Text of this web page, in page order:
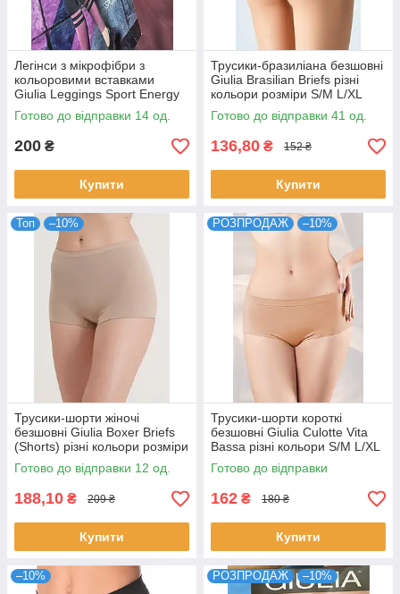
Легінси з мікрофібри з
кольоровими вставками
Giulia Leggings Sport Energy
чорного кольору розміри M L
Готово до відправки 14 од.
200 ₴
Купити
Трусики-бразиліана безшовні
Giulia Brasilian Briefs різні
кольори розміри S/M L/XL
Готово до відправки 41 од.
136,80 ₴ 152 ₴
Купити
Топ –10%
Трусики-шорти жіночі
безшовні Giulia Boxer Briefs
(Shorts) різні кольори розміри
S/M L/XL
Готово до відправки 12 од.
188,10 ₴ 209 ₴
Купити
РОЗПРОДАЖ –10%
Трусики-шорти короткі
безшовні Giulia Culotte Vita
Bassa різні кольори S/M L/XL
Готово до відправки
162 ₴ 180 ₴
Купити
–10% РОЗПРОДАЖ –10%